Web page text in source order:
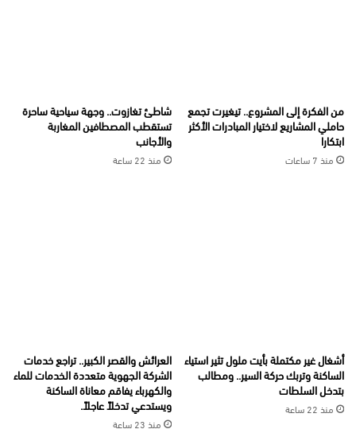
من الفكرة إلى المشروع.. تيغيرت تجمع
حاملي المشاريع لاختيار المبادرات الأكثر
ابتكارا
منذ 7 ساعات
شاطئ تغازوت.. وجهة سياحية ساحرة
تستقطب المصطافين المغاربة
والأجانب
منذ 22 ساعة
أشغال غير مكتملة بأيت ملول تثير استياء
الساكنة وتربك حركة السير.. ومطالب
بتدخل السلطات
منذ 22 ساعة
العرائش والقصر الكبير.. تراجع خدمات
الشركة الجهوية متعددة الخدمات للماء
والكهرباء يفاقم معاناة الساكنة
ويستدعي تدخلاً عاجلاً.
منذ 23 ساعة